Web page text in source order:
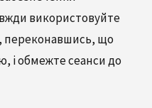
використовуйте
переконавшись, що
і обмежте сеанси до